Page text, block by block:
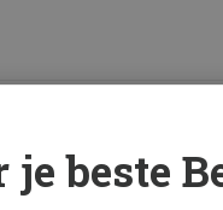
je beste